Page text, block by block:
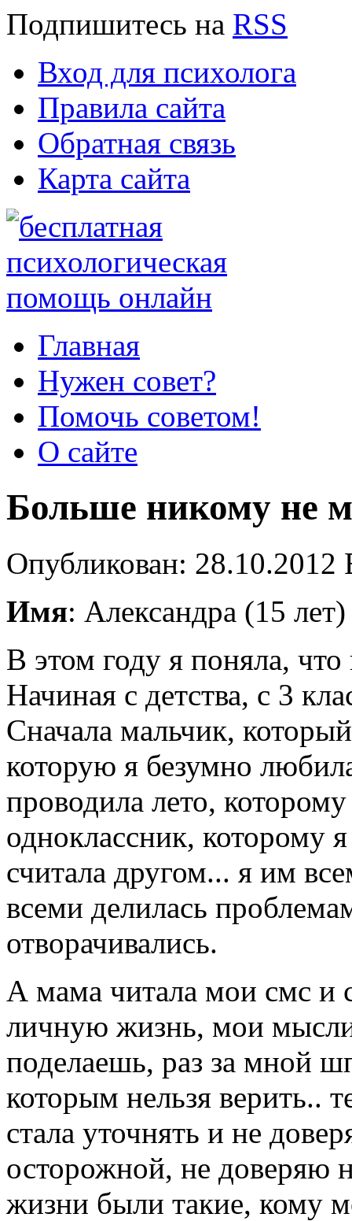
Подпишитесь на RSS
Вход для психолога
Правила сайта
Обратная связь
Карта сайта
Главная
Нужен совет?
Помочь советом!
О сайте
Больше никому не
Опубликован:
Имя: Александра (15 лет)
В этом году я поняла,
Начиная с детства, с 3
Сначала мальчик,
которую я безумно
проводила лето,
одноклассник, которому
считала другом... я им
всеми делилась
отворачивались.
А мама читала мои смс и
личную жизнь, мои
поделаешь, раз за мной
которым нельзя верить..
стала уточнять и не
осторожной, не доверяю
жизни были такие, кому